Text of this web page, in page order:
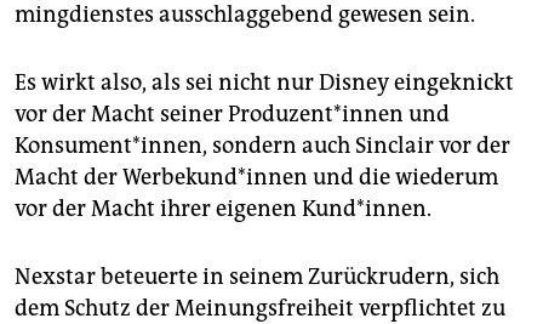
mingdienstes ausschlaggebend gewesen sein.
Es wirkt also, als sei nicht nur Disney eingeknickt
vor der Macht seiner Pro­du­zen­t*in­nen und
Konsument*innen, sondern auch Sinclair vor der
Macht der Wer­be­kun­d*in­nen und die wiederum
vor der Macht ihrer eigenen Kund*innen.
Nexstar beteuerte in seinem Zurückrudern, sich
dem Schutz der Meinungsfreiheit verpflichtet zu